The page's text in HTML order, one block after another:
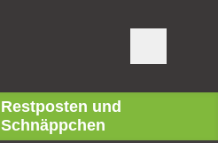
Restposten und
Schnäppchen